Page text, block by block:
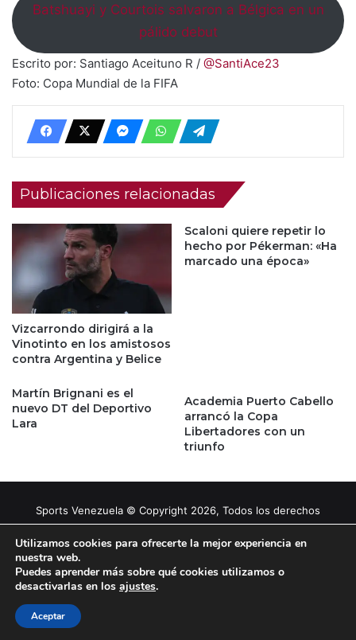
Batshuayi y Courtois salvaron a Bélgica en un
pálido debut
Escrito por: Santiago Aceituno R / @SantiAce23
Foto: Copa Mundial de la FIFA
Publicaciones relacionadas
Vizcarrondo dirigirá a la
Vinotinto en los amistosos
contra Argentina y Belice
Scaloni quiere repetir lo
hecho por Pékerman: «Ha
marcado una época»
Martín Brignani es el
nuevo DT del Deportivo
Lara
Academia Puerto Cabello
arrancó la Copa
Libertadores con un
triunfo
Sports Venezuela © Copyright 2026, Todos los derechos
reservados |
Tema gestionado por Caissa Agency
Facebook
X YouTubeInstagram
Utilizamos cookies para ofrecerte la mejor experiencia en
nuestra web.
Puedes aprender más sobre qué cookies utilizamos o
desactivarlas en los ajustes.
Aceptar